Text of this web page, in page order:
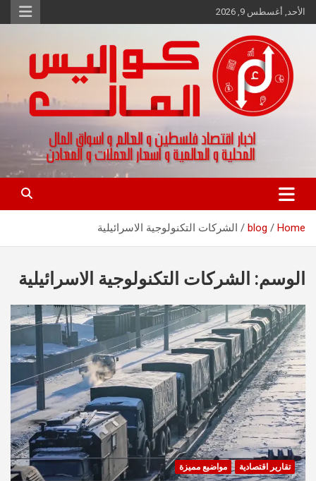
Skip
to
الأحد, أغسطس 9, 2026
كواليس المال
اخبار اقتصاد فلسطين و العالم و تقارير اسواق المال و العملات
Home
blog الشركات التكنولوجية الاسرائيلية
الوسم: الشركات التكنولوجية الاسرائيلية
تقارير اقتصادية مواضيع مميزة